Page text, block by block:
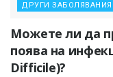
ДРУГИ ЗАБОЛЯВАНИЯ
Можете ли да
поява на
Difficile)?